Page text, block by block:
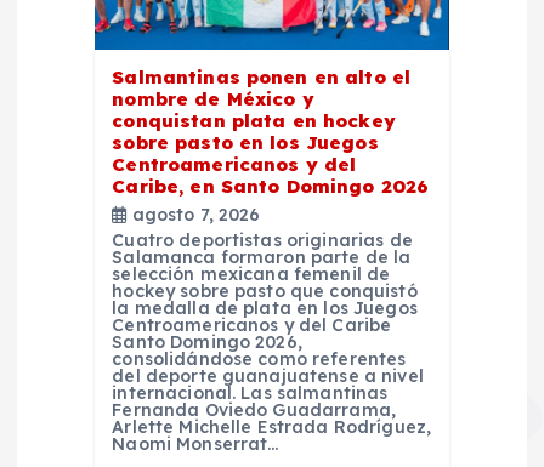
Salmantinas ponen en alto el
nombre de México y
conquistan plata en hockey
sobre pasto en los Juegos
Centroamericanos y del
Caribe, en Santo Domingo 2026
agosto 7, 2026
Cuatro deportistas originarias de
Salamanca formaron parte de la
selección mexicana femenil de
hockey sobre pasto que conquistó
la medalla de plata en los Juegos
Centroamericanos y del Caribe
Santo Domingo 2026,
consolidándose como referentes
del deporte guanajuatense a nivel
internacional. Las salmantinas
Fernanda Oviedo Guadarrama,
Arlette Michelle Estrada Rodríguez,
Naomi Monserrat…